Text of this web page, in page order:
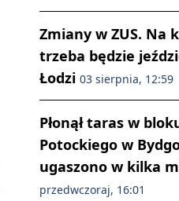
Zmiany w ZUS. Na
trzeba będzie
Łodzi 03 sierpnia, 12:59
Płonął taras w
Potockiego w
ugaszono w kilka
przedwczoraj, 16:01